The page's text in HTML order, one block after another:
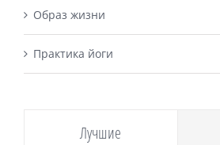
Образ жизни
Практика йоги
Лучшие